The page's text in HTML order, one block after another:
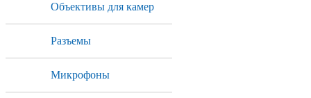
Объективы для камер
Разъемы
Микрофоны